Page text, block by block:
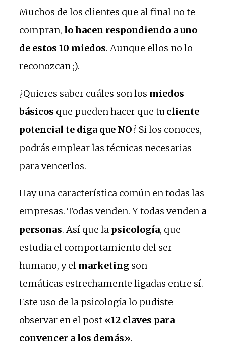
Muchos de los clientes que al final no te
compran, lo hacen respondiendo a uno
de estos 10 miedos. Aunque ellos no lo
reconozcan ;).
¿Quieres saber cuáles son los miedos
básicos que pueden hacer que tu cliente
potencial te diga que NO? Si los conoces,
podrás emplear las técnicas necesarias
para vencerlos.
Hay una característica común en todas las
empresas. Todas venden. Y todas venden a
personas. Así que la psicología, que
estudia el comportamiento del ser
humano, y el marketing son
temáticas estrechamente ligadas entre sí.
Este uso de la psicología lo pudiste
observar en el post «12 claves para
convencer a los demás».